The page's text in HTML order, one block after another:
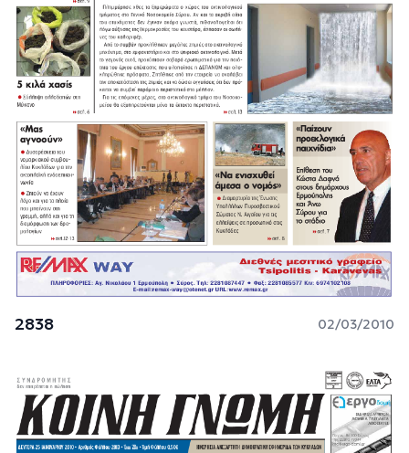
2838 02/03/2010